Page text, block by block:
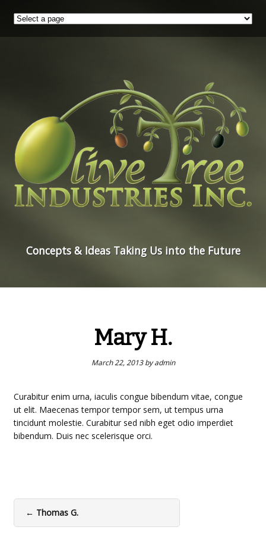
Concepts & Ideas Taking Us into the Future
Mary H.
March 22, 2013byadmin
Curabitur enim urna, iaculis congue bibendum vitae, congue
ut elit. Maecenas tempor tempor sem, ut tempus urna
tincidunt molestie. Curabitur sed nibh eget odio imperdiet
bibendum. Duis nec scelerisque orci.
← Thomas G.